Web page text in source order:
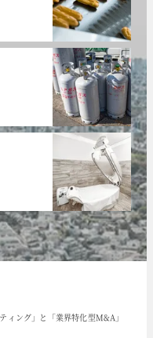
ィング」と「業界特化型M&A」